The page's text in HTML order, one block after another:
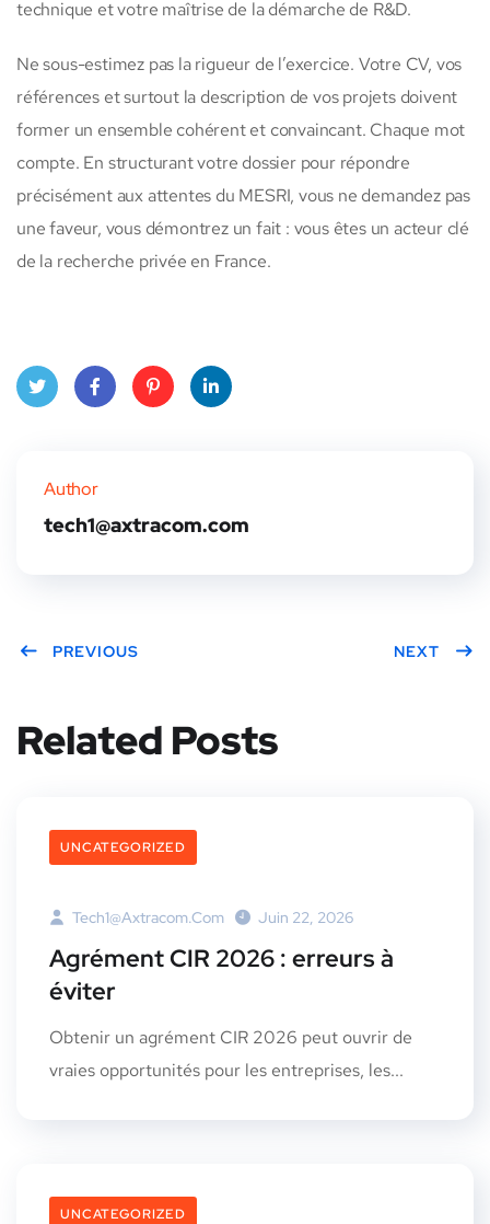
technique et votre maîtrise de la démarche de R&D.
Ne sous-estimez pas la rigueur de l’exercice. Votre CV, vos
références et surtout la description de vos projets doivent
former un ensemble cohérent et convaincant. Chaque mot
compte. En structurant votre dossier pour répondre
précisément aux attentes du MESRI, vous ne demandez pas
une faveur, vous démontrez un fait : vous êtes un acteur clé
de la recherche privée en France.
Author
tech1@axtracom.com
PREVIOUS NEXT
Related Posts
UNCATEGORIZED
Tech1@axtracom.com Juin 22, 2026
Agrément CIR 2026 : erreurs à
éviter
Obtenir un agrément CIR 2026 peut ouvrir de
vraies opportunités pour les entreprises, les...
UNCATEGORIZED